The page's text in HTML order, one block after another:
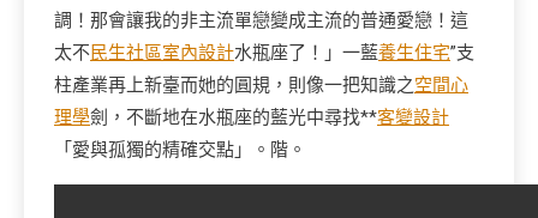
調！那會讓我的非主流單戀變成主流的普通愛戀！這
太不民生社區室內設計水瓶座了！」一藍養生住宅”支
柱產業再上新臺而她的圓規，則像一把知識之空間心
理學劍，不斷地在水瓶座的藍光中尋找**客變設計
「愛與孤獨的精確交點」。階。